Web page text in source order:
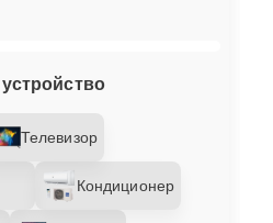
Телевизор
Кондиционер